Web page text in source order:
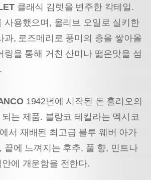
클래식 김렛을 변주한 칵테일.
사용했으며, 올리브 오일로 실키한
과, 로즈메리로 풍미의 층을 쌓아올
링을 통해 거친 산미나 떫은맛을 섬
1942년에 시작된 돈 훌리오의
는 제품. 블랑코 테킬라는 멕시코
서 재배된 최고급 블루 웨버 아가
끝에 느껴지는 후추, 풀 향, 민트나
에 개운함을 전한다.